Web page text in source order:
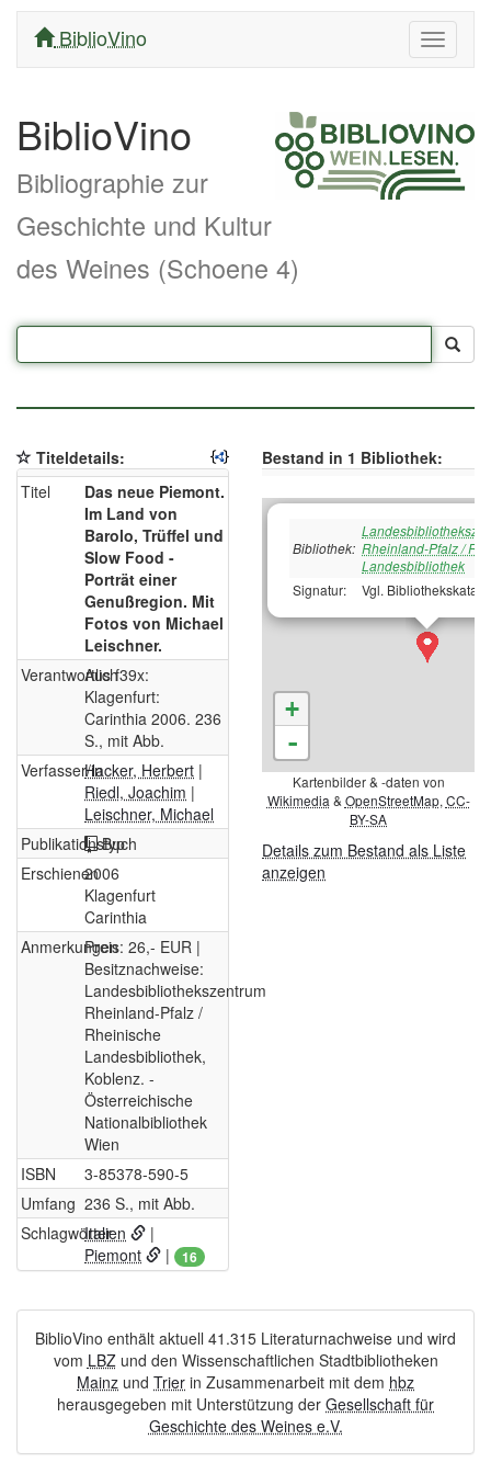
ein/
BiblioVino
BiblioVino
Bibliographie zur
Geschichte und Kultur
des Weines (Schoene 4)
Titeldetails:
Titel
Das neue Piemont.
Im Land von
Barolo, Trüffel und
Slow Food -
Porträt einer
Genußregion. Mit
Fotos von Michael
Leischner.
VerantwortlichAus f39x:
Klagenfurt:
Carinthia 2006. 236
S., mit Abb.
Verfasser/inHacker, Herbert |
Riedl, Joachim |
Leischner, Michael
Publikationstyp
Buch
Erschienen2006
Klagenfurt
Carinthia
AnmerkungenPreis: 26,- EUR |
Besitznachweise:
Landesbibliothekszentrum
Rheinland-Pfalz /
Rheinische
Landesbibliothek,
Koblenz. -
Österreichische
Nationalbibliothek
Wien
ISBN
3-85378-590-5
Umfang 236 S., mit Abb.
Schlagwörter
Italien
|
Piemont
| 16
Bestand in 1 Bibliothek:
Bibliothek: Rheinland-Pfalz /
Landesbibliothek
Signatur:
Vgl.
+
-
Kartenbilder & -daten von
Wikimedia & OpenStreetMap, CC-
BY-SA
Details zum Bestand als Liste
anzeigen
BiblioVino enthält aktuell 41.315 Literaturnachweise und wird
vom LBZund den Wissenschaftlichen Stadtbibliotheken
Mainz und Trier in Zusammenarbeit mit dem hbz
herausgegeben mit Unterstützung der Gesellschaft für
Geschichte des Weines e.V.